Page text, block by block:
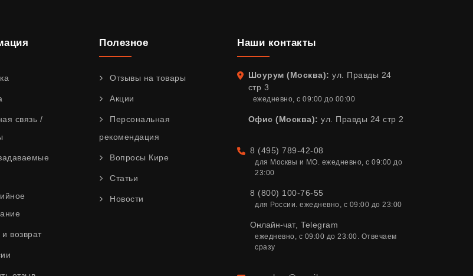
связь /
возврат
Полезное
Отзывы на товары
Акции
Персональная
рекомендация
Вопросы Кире
Статьи
Новости
Наши контакты
Адрес
Шоурум (Москва): ул. Правды 24
стр 3
ежедневно, с 09:00 до 00:00
Офис (Москва): ул. Правды 24 стр 2
Телефон
8 (495) 789-42-08
для Москвы и МО. ежедневно, с 09:00 до
23:00
8 (800) 100-76-55
для России. ежедневно, с 09:00 до 23:00
Онлайн-чат,Telegram
ежедневно, с 09:00 до 23:00. Отвечаем
сразу